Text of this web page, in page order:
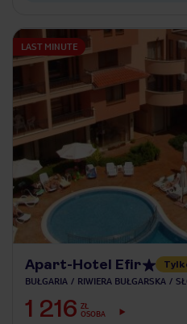
LAST MINUTE
Apart-Hotel Efir
BUŁGARIA RIWIERA BUŁGARSKA
1 216 ZŁ
OSOBA